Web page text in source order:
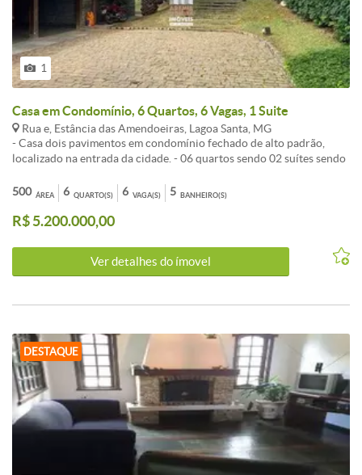
1
Casa em Condomínio, 6 Quartos, 6 Vagas, 1 Suite
Rua e, Estância das Amendoeiras, Lagoa Santa, MG
- Casa dois pavimentos em condomínio fechado de alto padrão,
localizado na entrada da cidade. - 06 quartos sendo 02 suítes sendo
social, - Cozinha com armários planejados, - Varanda, - Área de
serviço, - Área gourmet completa com churrasqueira, Piscina,
Sauna, Quintal amplo, - Vaga de garagem para vários carros.
conservação ambiental, onde estão distribuídos 323 chácaras, entre
elas de 1000m e 5000m, em uma área total de 1.765.720 m². Nesse
providos de churrasqueiras, além de um sistema de segurança que
monitora todo o fluxo de pessoas dentro do condomínio, segurança
24 horas,.
ÁREA
500 QUARTO(S)
6 VAGA(S)
6 BANHEIRO(S)
5
R$ 5.200.000,00
Ver detalhes do ímovel
DESTAQUE